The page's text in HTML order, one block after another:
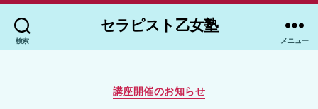
検索
セラピスト乙女塾
メニュー
カ
テ
講座開催のお知らせ